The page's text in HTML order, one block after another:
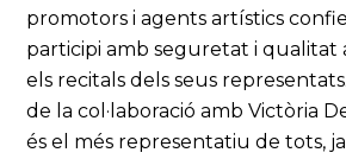
promotors i agents artístics
participi amb seguretat i qualitat
els recitals dels seus
de la col·laboració amb Victòria
és el més representatiu de tots,